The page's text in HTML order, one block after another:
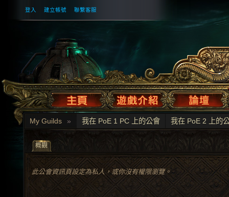
登入 建立帳號 聯繫客服
My Guilds » 我在 PoE 1 PC 上的公會 我在 PoE 2 上的
概觀
此公會資訊頁設定為私人，或你沒有權限瀏覽。